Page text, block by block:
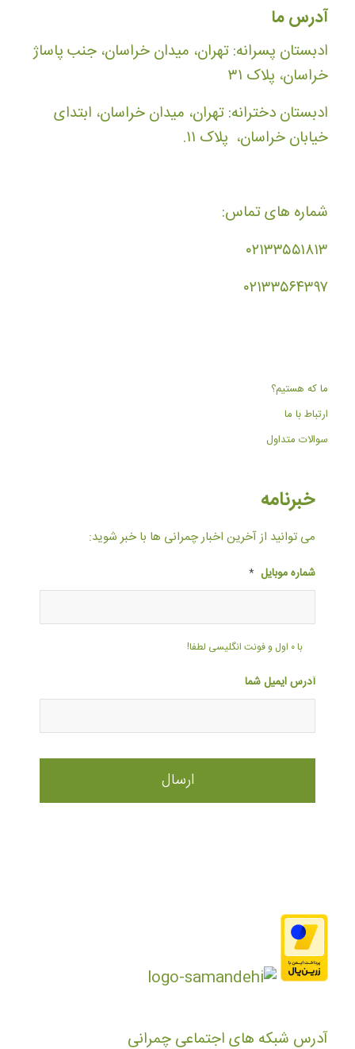
آدرس ما
ادبستان پسرانه: تهران، میدان خراسان، جنب پاساژ
خراسان، پلاک ۳۱
ادبستان دخترانه: تهران، میدان خراسان، ابتدای
خیابان خراسان، پلاک ۱۱.
شماره های تماس:
۰۲۱۳۳۵۵۱۸۱۳
۰۲۱۳۳۵۶۴۳۹۷
ما که هستیم؟
ارتباط با ما
سوالات متداول
خبرنامه
می توانید از آخرین اخبار چمرانی ها با خبر شوید:
شماره موبایل *
با ۰ اول و فونت انگلیسی لطفا!
آدرس ایمیل شما
آدرس شبکه های اجتماعی چمرانی